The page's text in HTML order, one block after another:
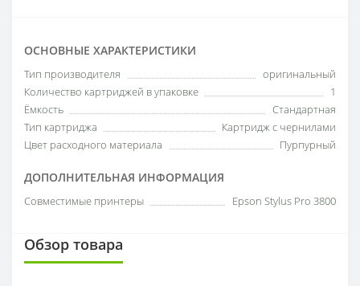
ОСНОВНЫЕ ХАРАКТЕРИСТИКИ
Тип производителя
оригинальный
Количество картриджей в упаковке
1
Ёмкость
Стандартная
Тип картриджа
Картридж с чернилами
Цвет расходного материала
Пурпурный
ДОПОЛНИТЕЛЬНАЯ ИНФОРМАЦИЯ
Совместимые принтеры Epson Stylus Pro 3800
Обзор товара